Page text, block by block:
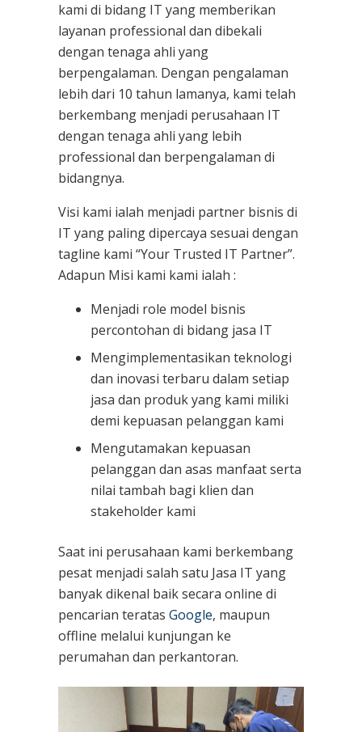
kami di bidang IT yang memberikan
layanan professional dan dibekali
dengan tenaga ahli yang
berpengalaman. Dengan pengalaman
lebih dari 10 tahun lamanya, kami telah
berkembang menjadi perusahaan IT
dengan tenaga ahli yang lebih
professional dan berpengalaman di
bidangnya.
Visi kami ialah menjadi partner bisnis di
IT yang paling dipercaya sesuai dengan
tagline kami “Your Trusted IT Partner”.
Adapun Misi kami kami ialah :
Menjadi role model bisnis
percontohan di bidang jasa IT
Mengimplementasikan teknologi
dan inovasi terbaru dalam setiap
jasa dan produk yang kami miliki
demi kepuasan pelanggan kami
Mengutamakan kepuasan
pelanggan dan asas manfaat serta
nilai tambah bagi klien dan
stakeholder kami
Saat ini perusahaan kami berkembang
pesat menjadi salah satu Jasa IT yang
banyak dikenal baik secara online di
pencarian teratas Google, maupun
offline melalui kunjungan ke
perumahan dan perkantoran.